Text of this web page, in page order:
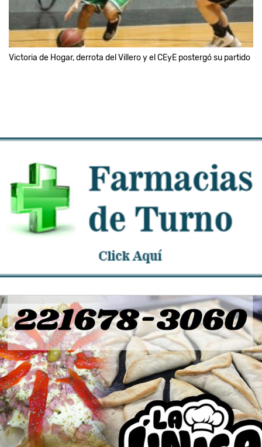
Victoria de Hogar, derrota del Villero y el CEyE postergó su partido